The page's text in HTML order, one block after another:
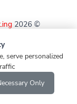
© 2026
serve personalized
Only